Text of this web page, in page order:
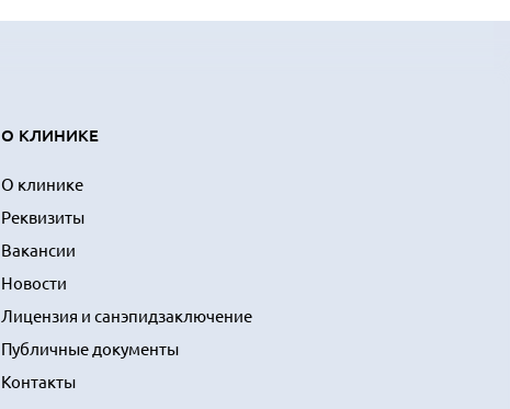
О КЛИНИКЕ
О клинике
Реквизиты
Вакансии
Новости
Лицензия и санэпидзаключение
Публичные документы
Контакты